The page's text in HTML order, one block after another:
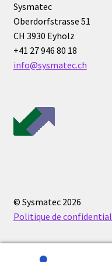
PNet-Logiciel de
Polarimètre
Politique de cookies (UE)
Préparation
Sysmatec
Oberdorfstrasse 51
CH 3930 Eyholz
+41 27 946 80 18
info@sysmatec.ch
© Sysmatec 2026
Politique de